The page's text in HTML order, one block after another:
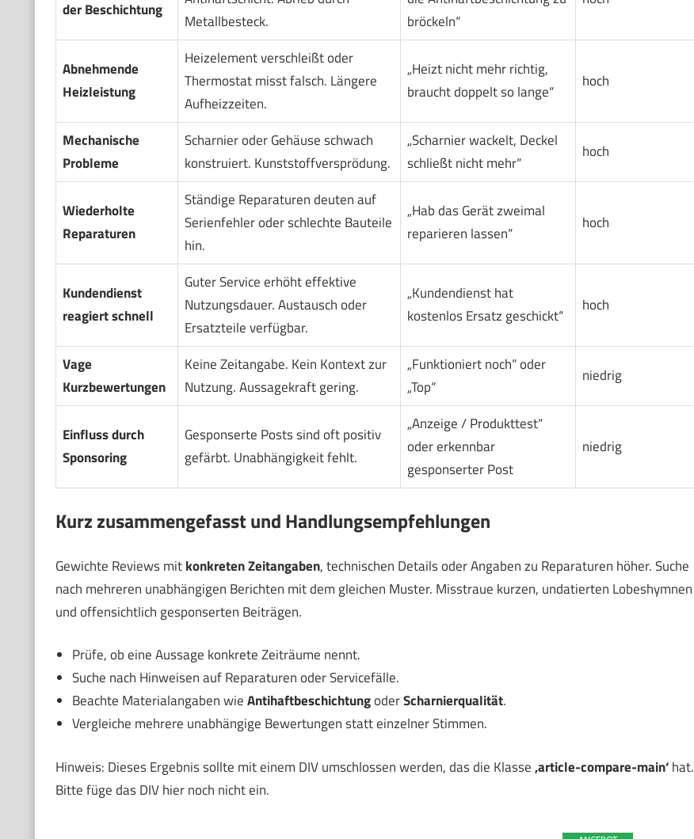
der Beschichtung
Metallbesteck.
bröckeln“
Abnehmende
Heizleistung
Heizelement verschleißt oder
Thermostat misst falsch. Längere
Aufheizzeiten.
„Heizt nicht mehr richtig,
braucht doppelt so lange“
hoch
Mechanische
Probleme
Scharnier oder Gehäuse schwach
konstruiert. Kunststoffversprödung.
„Scharnier wackelt, Deckel
schließt nicht mehr“
hoch
Wiederholte
Reparaturen
Ständige Reparaturen deuten auf
Serienfehler oder schlechte Bauteile
hin.
„Hab das Gerät zweimal
reparieren lassen“
hoch
Kundendienst
reagiert schnell
Guter Service erhöht effektive
Nutzungsdauer. Austausch oder
Ersatzteile verfügbar.
„Kundendienst hat
kostenlos Ersatz geschickt“
hoch
Vage
Kurzbewertungen
Keine Zeitangabe. Kein Kontext zur
Nutzung. Aussagekraft gering.
„Funktioniert noch“ oder
„Top“
niedrig
Einfluss durch
Sponsoring
Gesponserte Posts sind oft positiv
gefärbt. Unabhängigkeit fehlt.
„Anzeige / Produkttest“
oder erkennbar
gesponserter Post
niedrig
Kurz zusammengefasst und Handlungsempfehlungen
Gewichte Reviews mitkonkreten Zeitangaben, technischen Details oder Angaben zu Reparaturen höher. Suche
nach mehreren unabhängigen Berichten mit dem gleichen Muster. Misstraue kurzen, undatierten Lobeshymnen
und offensichtlich gesponserten Beiträgen.
Prüfe, ob eine Aussage konkrete Zeiträume nennt.
Suche nach Hinweisen auf Reparaturen oder Servicefälle.
Beachte Materialangaben wieAntihaftbeschichtungoderScharnierqualität.
Vergleiche mehrere unabhängige Bewertungen statt einzelner Stimmen.
Hinweis: Dieses Ergebnis sollte mit einem DIV umschlossen werden, das die Klasse‚article-compare-main‘hat.
Bitte füge das DIV hier noch nicht ein.